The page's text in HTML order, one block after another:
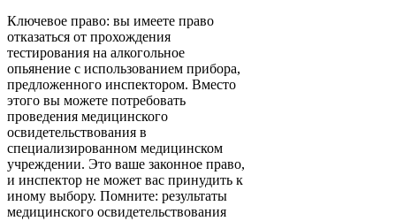
Ключевое право: вы имеете право
отказаться от прохождения
тестирования на алкогольное
опьянение с использованием прибора,
предложенного инспектором. Вместо
этого вы можете потребовать
проведения медицинского
освидетельствования в
специализированном медицинском
учреждении. Это ваше законное право,
и инспектор не может вас принудить к
иному выбору. Помните: результаты
медицинского освидетельствования